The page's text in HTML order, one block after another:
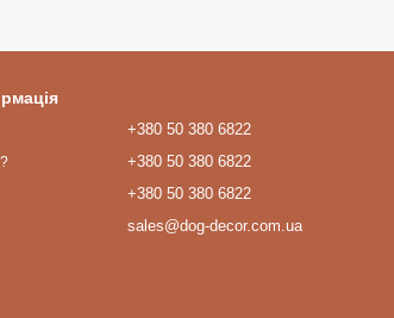
+380 50 380 6822
+380 50 380 6822
+380 50 380 6822
sales@dog-decor.com.ua